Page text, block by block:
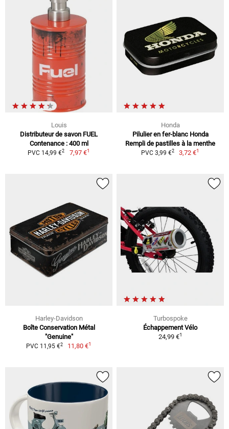
Louis
Distributeur de savon FUEL
Contenance : 400 ml
PVC 14,99 €2 7,97 €1
Honda
Pilulier en fer-blanc Honda
Rempli de pastilles à la menthe
PVC 3,99 €2 3,72 €1
Harley-Davidson
Boîte Conservation Métal
"Genuine"
PVC 11,95 €2 11,80 €1
Turbospoke
Échappement Vélo
24,99 €1